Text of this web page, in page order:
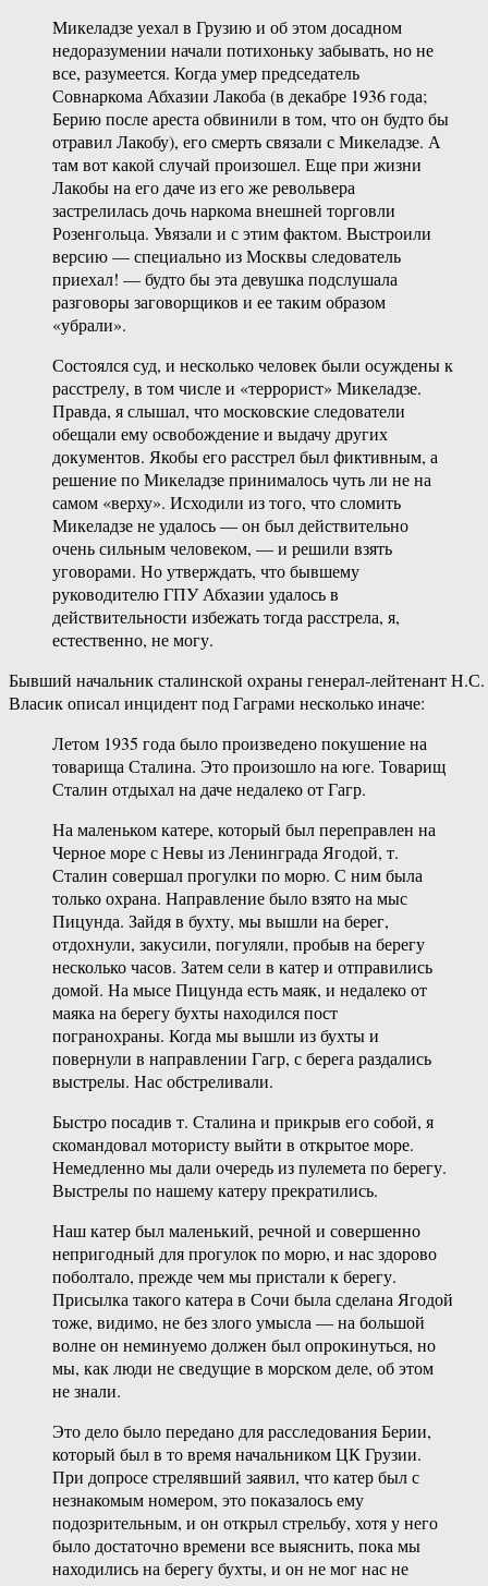
Микеладзе уехал в Грузию и об этом досадном
недоразумении начали потихоньку забывать, но не
все, разумеется. Когда умер председатель
Совнаркома Абхазии Лакоба (в декабре 1936 года;
Берию после ареста обвинили в том, что он будто бы
отравил Лакобу), его смерть связали с Микеладзе. А
там вот какой случай произошел. Еще при жизни
Лакобы на его даче из его же револьвера
застрелилась дочь наркома внешней торговли
Розенгольца. Увязали и с этим фактом. Выстроили
версию — специально из Москвы следователь
приехал! — будто бы эта девушка подслушала
разговоры заговорщиков и ее таким образом
«убрали».
Состоялся суд, и несколько человек были осуждены к
расстрелу, в том числе и «террорист» Микеладзе.
Правда, я слышал, что московские следователи
обещали ему освобождение и выдачу других
документов. Якобы его расстрел был фиктивным, а
решение по Микеладзе принималось чуть ли не на
самом «верху». Исходили из того, что сломить
Микеладзе не удалось — он был действительно
очень сильным человеком, — и решили взять
уговорами. Но утверждать, что бывшему
руководителю ГПУ Абхазии удалось в
действительности избежать тогда расстрела, я,
естественно, не могу.
Бывший начальник сталинской охраны генерал-лейтенант Н.С.
Власик описал инцидент под Гаграми несколько иначе:
Летом 1935 года было произведено покушение на
товарища Сталина. Это произошло на юге. Товарищ
Сталин отдыхал на даче недалеко от Гагр.
На маленьком катере, который был переправлен на
Черное море с Невы из Ленинграда Ягодой, т.
Сталин совершал прогулки по морю. С ним была
только охрана. Направление было взято на мыс
Пицунда. Зайдя в бухту, мы вышли на берег,
отдохнули, закусили, погуляли, пробыв на берегу
несколько часов. Затем сели в катер и отправились
домой. На мысе Пицунда есть маяк, и недалеко от
маяка на берегу бухты находился пост
погранохраны. Когда мы вышли из бухты и
повернули в направлении Гагр, с берега раздались
выстрелы. Нас обстреливали.
Быстро посадив т. Сталина и прикрыв его собой, я
скомандовал мотористу выйти в открытое море.
Немедленно мы дали очередь из пулемета по берегу.
Выстрелы по нашему катеру прекратились.
Наш катер был маленький, речной и совершенно
непригодный для прогулок по морю, и нас здорово
поболтало, прежде чем мы пристали к берегу.
Присылка такого катера в Сочи была сделана Ягодой
тоже, видимо, не без злого умысла — на большой
волне он неминуемо должен был опрокинуться, но
мы, как люди не сведущие в морском деле, об этом
не знали.
Это дело было передано для расследования Берии,
который был в то время начальником ЦК Грузии.
При допросе стрелявший заявил, что катер был с
незнакомым номером, это показалось ему
подозрительным, и он открыл стрельбу, хотя у него
было достаточно времени все выяснить, пока мы
находились на берегу бухты, и он не мог нас не